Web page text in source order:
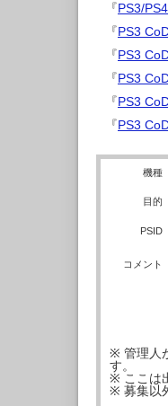
『PS3/
『PS3
『PS3
『PS3
『PS3
『PS3
機種
目的
PSID
コメント
※ 管理人
す。
※ ここは
※ 募集以